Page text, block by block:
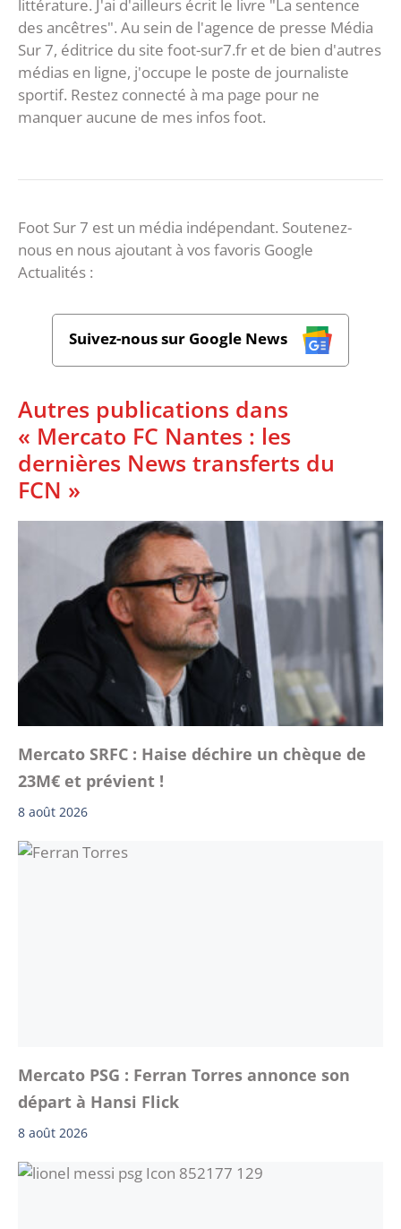
littérature. J'ai d'ailleurs écrit le livre "La sentence
des ancêtres". Au sein de l'agence de presse Média
Sur 7, éditrice du site foot-sur7.fr et de bien d'autres
médias en ligne, j'occupe le poste de journaliste
sportif. Restez connecté à ma page pour ne
manquer aucune de mes infos foot.
Foot Sur 7 est un média indépendant. Soutenez-
nous en nous ajoutant à vos favoris Google
Actualités :
Suivez-nous sur Google News
Autres publications dans
« Mercato FC Nantes : les
dernières News transferts du
FCN »
Mercato SRFC : Haise déchire un chèque de
23M€ et prévient !
8 août 2026
Mercato PSG : Ferran Torres annonce son
départ à Hansi Flick
8 août 2026